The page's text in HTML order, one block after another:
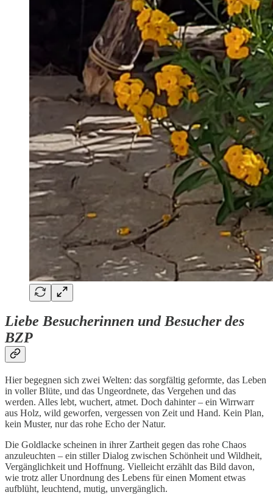
Liebe Besucherinnen und Besucher des
BZP
Hier begegnen sich zwei Welten: das sorgfältig geformte, das Leben
in voller Blüte, und das Ungeordnete, das Vergehen und das
werden. Alles lebt, wuchert, atmet. Doch dahinter – ein Wirrwarr
aus Holz, wild geworfen, vergessen von Zeit und Hand. Kein Plan,
kein Muster, nur das rohe Echo der Natur.
Die Goldlacke scheinen in ihrer Zartheit gegen das rohe Chaos
anzuleuchten – ein stiller Dialog zwischen Schönheit und Wildheit,
Vergänglichkeit und Hoffnung. Vielleicht erzählt das Bild davon,
wie trotz aller Unordnung des Lebens für einen Moment etwas
aufblüht, leuchtend, mutig, unvergänglich.